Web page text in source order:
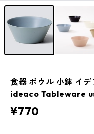
食器 ボウル 小鉢 イ
ideaco Tableware
¥770